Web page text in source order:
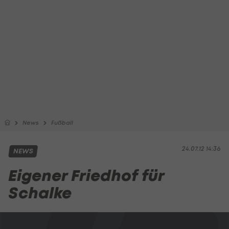
News Fußball
24.07.12 14:36
NEWS
Eigener Friedhof für
Schalke